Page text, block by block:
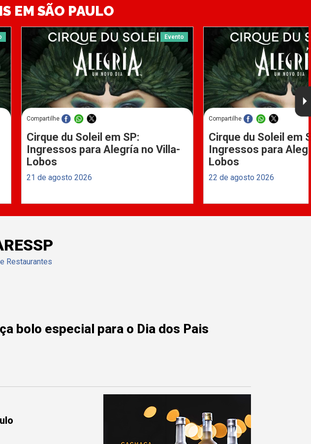
EM SÃO PAULO
Evento
Compartilhe
Cirque du Soleil em SP:
Ingressos para Alegría no Villa-
Lobos
21 de agosto 2026
Compartilhe
Cirque du Soleil em
Ingressos para
Lobos
22 de agosto 2026
Restaurantes
bolo especial para o Dia dos Pais